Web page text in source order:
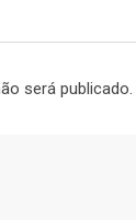
será publicado.